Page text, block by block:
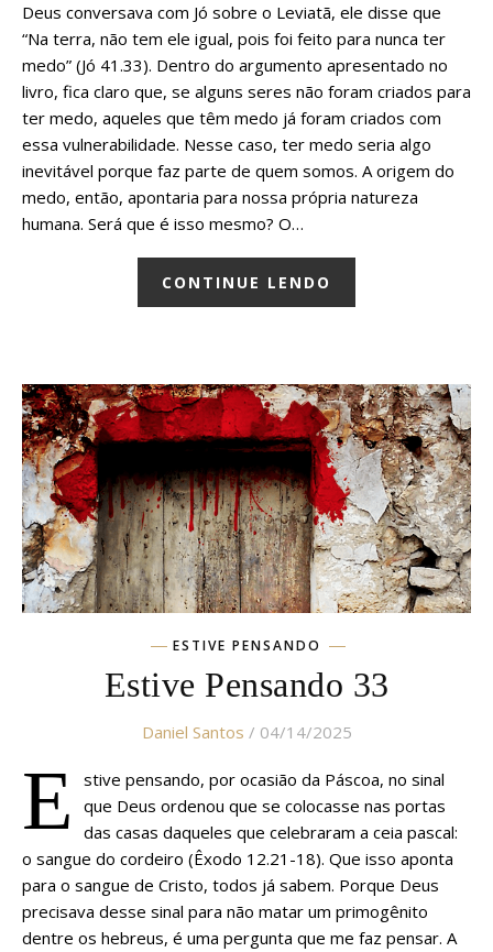
Deus conversava com Jó sobre o Leviatã, ele disse que
“Na terra, não tem ele igual, pois foi feito para nunca ter
medo” (Jó 41.33). Dentro do argumento apresentado no
livro, fica claro que, se alguns seres não foram criados para
ter medo, aqueles que têm medo já foram criados com
essa vulnerabilidade. Nesse caso, ter medo seria algo
inevitável porque faz parte de quem somos. A origem do
medo, então, apontaria para nossa própria natureza
humana. Será que é isso mesmo? O…
CONTINUE LENDO
ESTIVE PENSANDO
Estive Pensando 33
Daniel Santos / 04/14/2025
E
stive pensando, por ocasião da Páscoa, no sinal
que Deus ordenou que se colocasse nas portas
das casas daqueles que celebraram a ceia pascal:
o sangue do cordeiro (Êxodo 12.21-18). Que isso aponta
para o sangue de Cristo, todos já sabem. Porque Deus
precisava desse sinal para não matar um primogênito
dentre os hebreus, é uma pergunta que me faz pensar. A